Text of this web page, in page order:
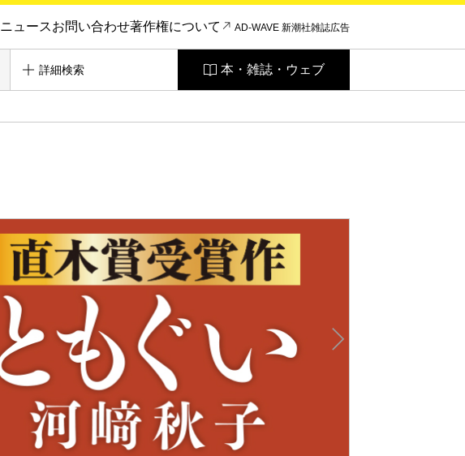
ニュースお問い合わせ著作権について AD-WAVE 新潮社雑誌広告
詳細検索 本・雑誌・ウェブ